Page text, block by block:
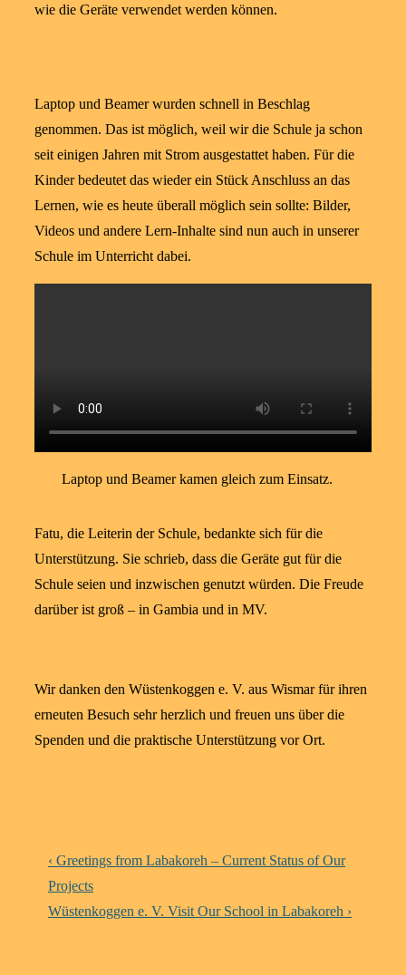
wie die Geräte verwendet werden können.
Laptop und Beamer wurden schnell in Beschlag
genommen. Das ist möglich, weil wir die Schule ja schon
seit einigen Jahren mit Strom ausgestattet haben. Für die
Kinder bedeutet das wieder ein Stück Anschluss an das
Lernen, wie es heute überall möglich sein sollte: Bilder,
Videos und andere Lern-Inhalte sind nun auch in unserer
Schule im Unterricht dabei.
Laptop und Beamer kamen gleich zum Einsatz.
Fatu, die Leiterin der Schule, bedankte sich für die
Unterstützung. Sie schrieb, dass die Geräte gut für die
Schule seien und inzwischen genutzt würden. Die Freude
darüber ist groß – in Gambia und in MV.
Wir danken den Wüstenkoggen e. V. aus Wismar für ihren
erneuten Besuch sehr herzlich und freuen uns über die
Spenden und die praktische Unterstützung vor Ort.
Beitragsnavigation
Vorheriger
Beitrag
ist
‹ Greetings from Labakoreh – Current Status of Our
Projects
Nächster
Wüstenkoggen e. V. Visit Our School in Labakoreh ›